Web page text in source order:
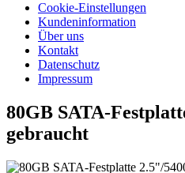
Cookie-Einstellungen
Kundeninformation
Über uns
Kontakt
Datenschutz
Impressum
80GB SATA-
gebraucht